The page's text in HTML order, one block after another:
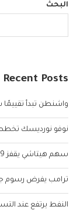
البحث
Recent Posts
واشنطن تبدأ
نوفو نورديسك تخطط
سهم هيتاشي يقفز 9% بعد شراكة استراتيجية مع أوبن إيه آي
ترامب يفرض رسوم جمركية بنسبة 25%
النفط يرتفع عند التسوية بنحو